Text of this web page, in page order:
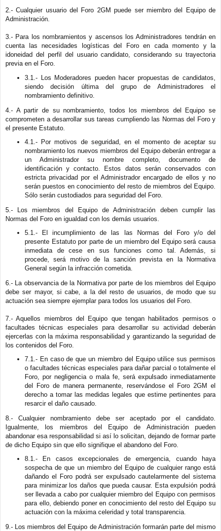
2.- Cualquier usuario del Foro 2GM puede ser miembro del Equipo de
Administración.
3.- Para los nombramientos y ascensos los Administradores tendrán en
cuenta las necesidades logísticas del Foro en cada momento y la
idoneidad del perfil del usuario candidato, considerando su trayectoria
previa en el Foro.
3.1.- Los Moderadores pueden hacer propuestas de candidatos,
siendo decisión última del grupo de Administradores el
nombramiento definitivo.
4.- A partir de su nombramiento, todos los miembros del Equipo se
comprometen a desarrollar sus tareas cumpliendo las Normas del Foro y
el presente Estatuto.
4.1.- Por motivos de seguridad, en el momento de aceptar su
nombramiento los nuevos miembros del Equipo deberán entregar a
un Administrador su nombre completo, documento de
identificación y contacto. Estos datos serán conservados con
estricta privacidad por el Administrador encargado de ellos y no
serán puestos en conocimiento del resto de miembros del Equipo.
Sólo serán custodiados para seguridad del Foro.
5.- Los miembros del Equipo de Administración deben cumplir las
Normas del Foro en igualdad con los demás usuarios.
5.1.- El incumplimiento de las las Normas del Foro y/o del
presente Estatuto por parte de un miembro del Equipo será causa
inmediata de cese en sus funciones como tal. Además, si
procede, será motivo de la sanción prevista en la Normativa
General según la infracción cometida.
6.- La observancia de la Normativa por parte de los miembros del Equipo
debe ser mayor, si cabe, a la del resto de usuarios, de modo que su
actuación sea siempre ejemplar para todos los usuarios del Foro.
7.- Aquellos miembros del Equipo que tengan habilitados permisos o
facultades técnicas especiales para desarrollar su actividad deberán
ejercerlas con la máxima responsabilidad y garantizando la seguridad de
los contenidos del Foro.
7.1.- En caso de que un miembro del Equipo utilice sus permisos
o facultades técnicas especiales para dañar parcial o totalmente el
Foro, por negligencia o mala fe, será expulsado inmediatamente
del Foro de manera permanente, reservándose el Foro 2GM el
derecho a tomar las medidas legales que estime pertinentes para
resarcir el daño causado.
8.- Cualquier nombramiento debe ser aceptado por el candidato.
Igualmente, los miembros del Equipo de Administración pueden
abandonar esa responsabilidad si así lo solicitan, dejando de formar parte
de dicho Equipo sin que ello signifique el abandono del Foro.
8.1.- En casos excepcionales de emergencia, cuando haya
sospecha de que un miembro del Equipo de cualquier rango está
dañando el Foro podrá ser expulsado cautelarmente del sistema
para minimizar los daños que pueda causar. Esta expulsión podrá
ser llevada a cabo por cualquier miembro del Equipo con permisos
para ello, debiendo poner en conocimiento del resto del Equipo su
actuación con la máxima celeridad y total transparencia.
9.- Los miembros del Equipo de Administración formarán parte del mismo